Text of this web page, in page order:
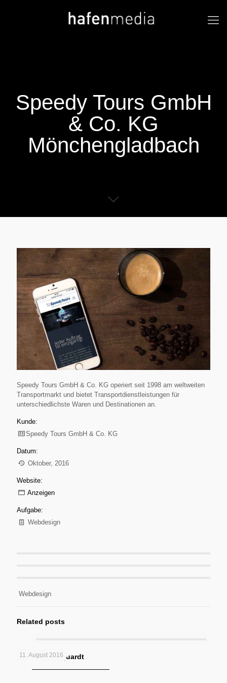
Speedy Tours GmbH
& Co. KG
Mönchengladbach
Speedy Tours GmbH & Co. KG operiert seit 1998 am welt­­weiten
Transport­­markt und bietet Transport­dienst­leis­tungen für
unterschiedlichste Wa­ren und Desti­nationen an.
Kunde:
Speedy Tours GmbH & Co. KG
Datum:
Oktober, 2016
Website:
Anzeigen
Aufgabe:
Webdesign
Webdesign
Related posts
11. August 2016
Bäckerei Marquardt